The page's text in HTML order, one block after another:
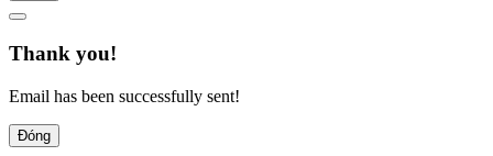
Thank you!
Email has been successfully sent!
Đóng